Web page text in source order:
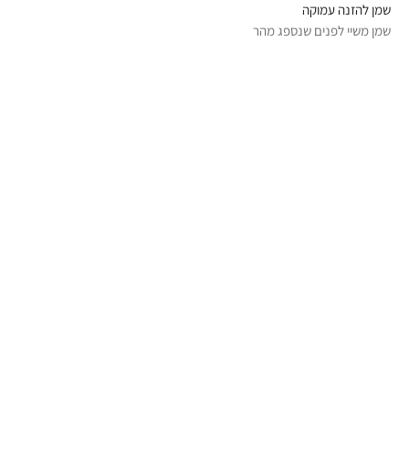
שמן להזנה עמוקה
שמן משיי לפנים שנספג מהר